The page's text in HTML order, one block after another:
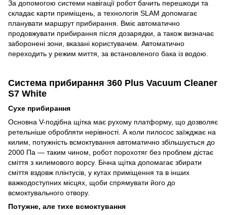
За допомогою системи навігації робот бачить перешкоди та
складає карти приміщень, а технологія SLAM допомагає
планувати маршрут прибирання. Вміє автоматично
продовжувати прибирання після дозарядки, а також визначає
заборонені зони, вказані користувачем. Автоматично
переходить у режим миття, за встановленого бака із водою.
Система прибирання 360 Plus Vacuum Cleaner
S7 White
Сухе прибирання
Основна V-подібна щітка має рухому платформу, що дозволяє
ретельніше обробляти нерівності. А коли пилосос заїжджає на
килим, потужність всмоктування автоматично збільшується до
2000 Па — таким чином, робот порохотяг без проблем дістає
сміття з килимового ворсу. Бічна щітка допомагає збирати
сміття вздовж плінтусів, у кутах приміщення та в інших
важкодоступних місцях, щоби спрямувати його до
всмоктувального отвору.
Потужне, але тихе всмоктування